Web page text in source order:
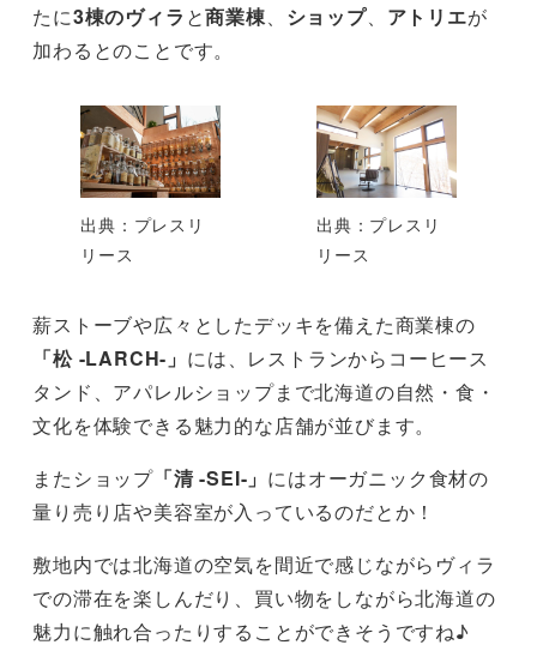
たに3棟のヴィラ と商業棟 ショップ、 アトリエが
加わるとのことです。
出典：プレスリ
リース
出典：プレスリ
リース
薪ストーブや広々としたデッキを備えた商業棟の
「松 -LARCH-」 には、レストランからコーヒース
タンド、アパレルショップまで北海道の自然・食・
文化を体験できる魅力的な店舗が並びます。
またショップ 「清 -SEI-」 にはオーガニック食材の
量り売り店や美容室が入っているのだとか！
敷地内では北海道の空気を間近で感じながらヴィラ
での滞在を楽しんだり、買い物をしながら北海道の
魅力に触れ合ったりすることができそうですね♪